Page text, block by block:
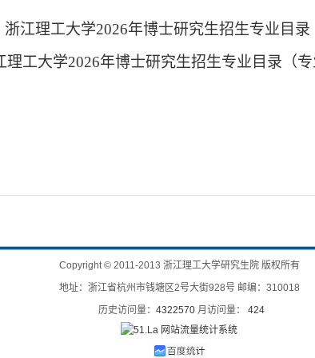
浙江理工大学2026年博士研究生招生专业目录
理工大学2026年博士研究生招生专业目录（
Copyright©2011-2013 浙江理工大学研究生院 版权所有
地址：浙江省杭州市钱塘区2号大街928号 邮编：310018
历史访问量： 4322570 月访问量： 424